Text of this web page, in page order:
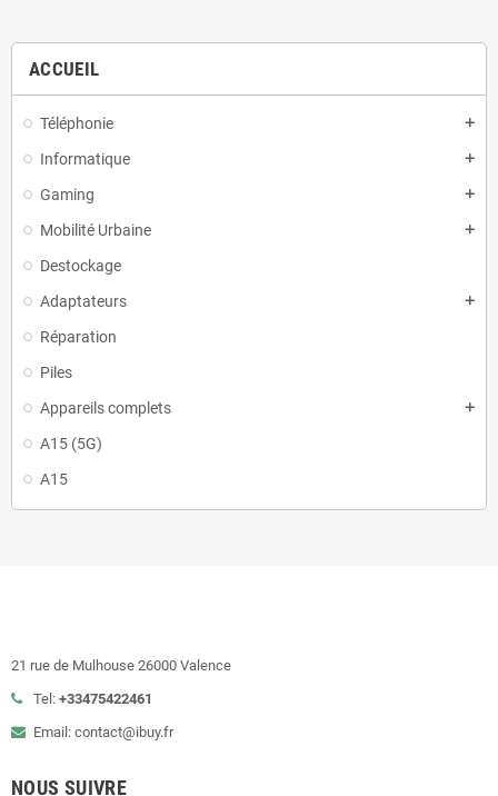
ACCUEIL
Téléphonie add
Informatique add
Gaming add
Mobilité Urbaine add
Destockage
Adaptateurs
add
Réparation
Piles
Appareils complets
add
A15 (5G)
A15
21 rue de Mulhouse 26000 Valence
Tel: +33475422461
Email: contact@ibuy.fr
NOUS SUIVRE